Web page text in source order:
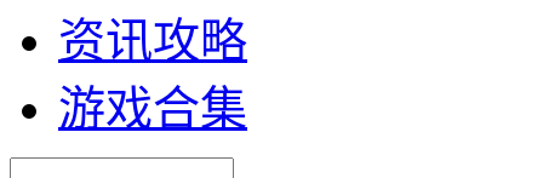
资讯攻略
游戏合集